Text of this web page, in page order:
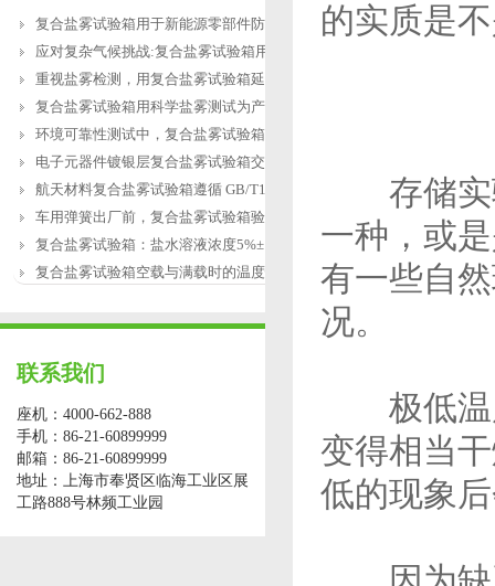
复合盐雾试验箱用于新能源零部件防腐测
应对复杂气候挑战:复合盐雾试验箱用于涂
重视盐雾检测，用复合盐雾试验箱延长产
复合盐雾试验箱用科学盐雾测试为产品研
环境可靠性测试中，复合盐雾试验箱缺水
电子元器件镀银层复合盐雾试验箱交变盐
航天材料复合盐雾试验箱遵循 GB/T12967.3
车用弹簧出厂前，复合盐雾试验箱验证盐
复合盐雾试验箱：盐水溶液浓度5%±1%的配
复合盐雾试验箱空载与满载时的温度恢复
联系我们
座机：4000-662-888
手机：86-21-60899999
邮箱：86-21-60899999
地址：上海市奉贤区临海工业区展
工路888号林频工业园
的实质是
存储实验
一种，或
有一些自
况。
极低温度
变得相当
低的现象